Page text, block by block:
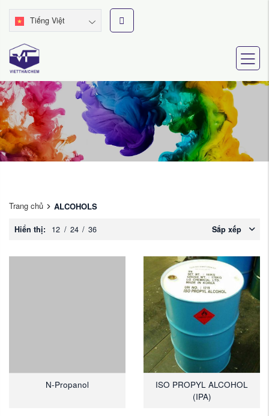
Tiếng Việt
Trang chủ ALCOHOLS
Hiển thị: 12 / 24 / 36 Sắp xếp
N-Propanol
ISO PROPYL ALCOHOL
(IPA)